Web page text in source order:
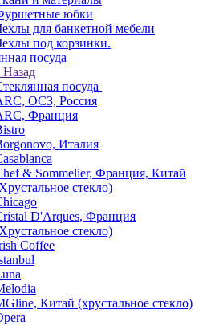
юбки
для банкетной мебели
под корзинки.
посуда
Назад
посуда
ОСЗ, Россия
Франция
Италия
& Sommelier, Франция, Китай
стекло)
D'Arques, Франция
стекло)
Coffee
Китай (хрустальное стекло)